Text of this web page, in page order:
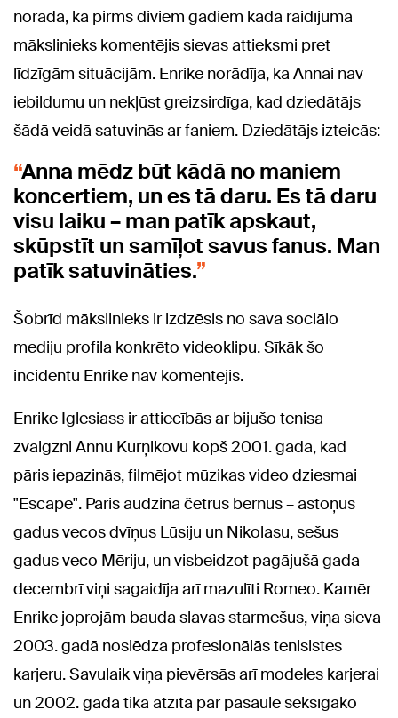
norāda, ka pirms diviem gadiem kādā raidījumā
mākslinieks komentējis sievas attieksmi pret
līdzīgām situācijām. Enrike norādīja, ka Annai nav
iebildumu un nekļūst greizsirdīga, kad dziedātājs
šādā veidā satuvinās ar faniem. Dziedātājs izteicās:
Anna mēdz būt kādā no maniem
koncertiem, un es tā daru. Es tā daru
visu laiku – man patīk apskaut,
skūpstīt un samīļot savus fanus. Man
patīk satuvināties.
Šobrīd mākslinieks ir izdzēsis no sava sociālo
mediju profila konkrēto videoklipu. Sīkāk šo
incidentu Enrike nav komentējis.
Enrike Iglesiass ir attiecībās ar bijušo tenisa
zvaigzni Annu Kurņikovu kopš 2001. gada, kad
pāris iepazinās, filmējot mūzikas video dziesmai
"Escape". Pāris audzina četrus bērnus – astoņus
gadus vecos dvīņus Lūsiju un Nikolasu, sešus
gadus veco Mēriju, un visbeidzot pagājušā gada
decembrī viņi sagaidīja arī mazulīti Romeo. Kamēr
Enrike joprojām bauda slavas starmešus, viņa sieva
2003. gadā noslēdza profesionālās tenisistes
karjeru. Savulaik viņa pievērsās arī modeles karjerai
un 2002. gadā tika atzīta par pasaulē seksīgāko